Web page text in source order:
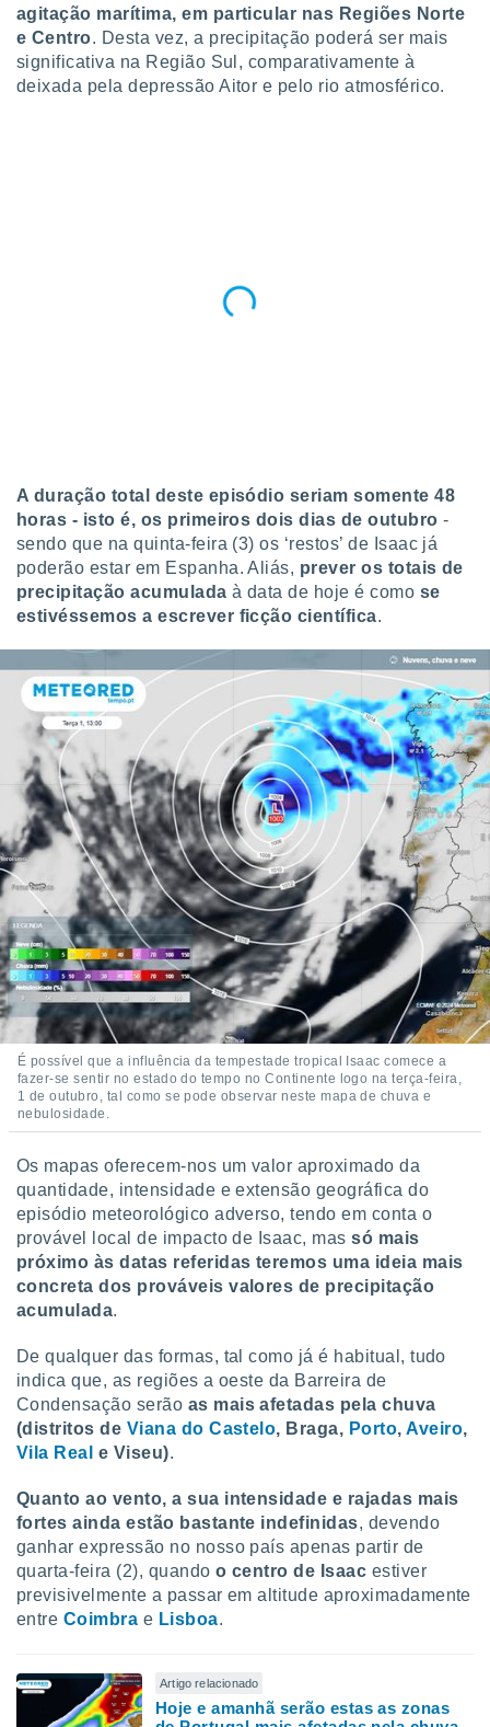
agitação marítima, em particular nas Regiões Norte
e Centro. Desta vez, a precipitação poderá ser mais
significativa na Região Sul, comparativamente à
deixada pela depressão Aitor e pelo rio atmosférico.
A duração total deste episódio seriam somente 48
horas - isto é, os primeiros dois dias de outubro -
sendo que na quinta-feira (3) os ‘restos’ de Isaac já
poderão estar em Espanha. Aliás, prever os totais de
precipitação acumulada à data de hoje é como se
estivéssemos a escrever ficção científica.
É possível que a influência da tempestade tropical Isaac comece a
fazer-se sentir no estado do tempo no Continente logo na terça-feira,
1 de outubro, tal como se pode observar neste mapa de chuva e
nebulosidade.
Os mapas oferecem-nos um valor aproximado da
quantidade, intensidade e extensão geográfica do
episódio meteorológico adverso, tendo em conta o
provável local de impacto de Isaac, massó mais
próximo às datas referidas teremos uma ideia mais
concreta dos prováveis valores de precipitação
acumulada.
De qualquer das formas, tal como já é habitual, tudo
indica que, as regiões a oeste da Barreira de
Condensação serão as mais afetadas pela chuva
(distritos de Viana do Castelo, Braga, Porto,Aveiro,
Vila Real e Viseu).
Quanto ao vento, a sua intensidade e rajadas mais
fortes ainda estão bastante indefinidas, devendo
ganhar expressão no nosso país apenas partir de
quarta-feira (2), quando o centro de Isaac estiver
previsivelmente a passar em altitude aproximadamente
entre Coimbra e Lisboa.
Artigo relacionado
Hoje e amanhã serão estas as zonas